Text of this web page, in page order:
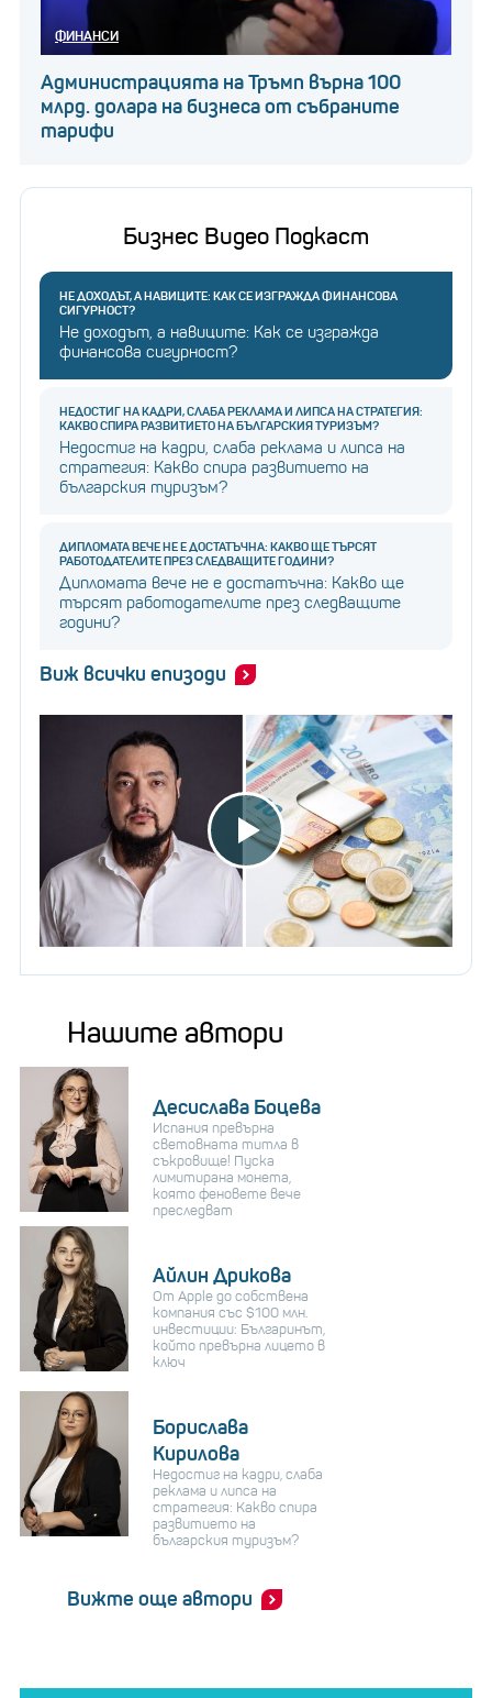
ФИНАНСИ
Администрацията на Тръмп върна 100
млрд. долара на бизнеса от събраните
тарифи
Бизнес Видео Подкаст
НЕ ДОХОДЪТ, А НАВИЦИТЕ: КАК СЕ ИЗГРАЖДА ФИНАНСОВА
СИГУРНОСТ?
Не доходът, а навиците: Как се изгражда
финансова сигурност?
НЕДОСТИГ НА КАДРИ, СЛАБА РЕКЛАМА И ЛИПСА НА СТРАТЕГИЯ:
КАКВО СПИРА РАЗВИТИЕТО НА БЪЛГАРСКИЯ ТУРИЗЪМ?
Недостиг на кадри, слаба реклама и липса на
стратегия: Какво спира развитието на
българския туризъм?
ДИПЛОМАТА ВЕЧЕ НЕ Е ДОСТАТЪЧНА: КАКВО ЩЕ ТЪРСЯТ
РАБОТОДАТЕЛИТЕ ПРЕЗ СЛЕДВАЩИТЕ ГОДИНИ?
Дипломата вече не е достатъчна: Какво ще
търсят работодателите през следващите
години?
Виж всички епизоди
Нашите автори
Десислава Боцева
Испания превърна
световната титла в
съкровище! Пуска
лимитирана монета,
която феновете вече
преследват
Айлин Дрикова
От Apple до собствена
компания със $100 млн.
инвестиции: Българинът,
който превърна лицето в
ключ
Борислава
Кирилова
Недостиг на кадри, слаба
реклама и липса на
стратегия: Какво спира
развитието на
българския туризъм?
Вижте още автори